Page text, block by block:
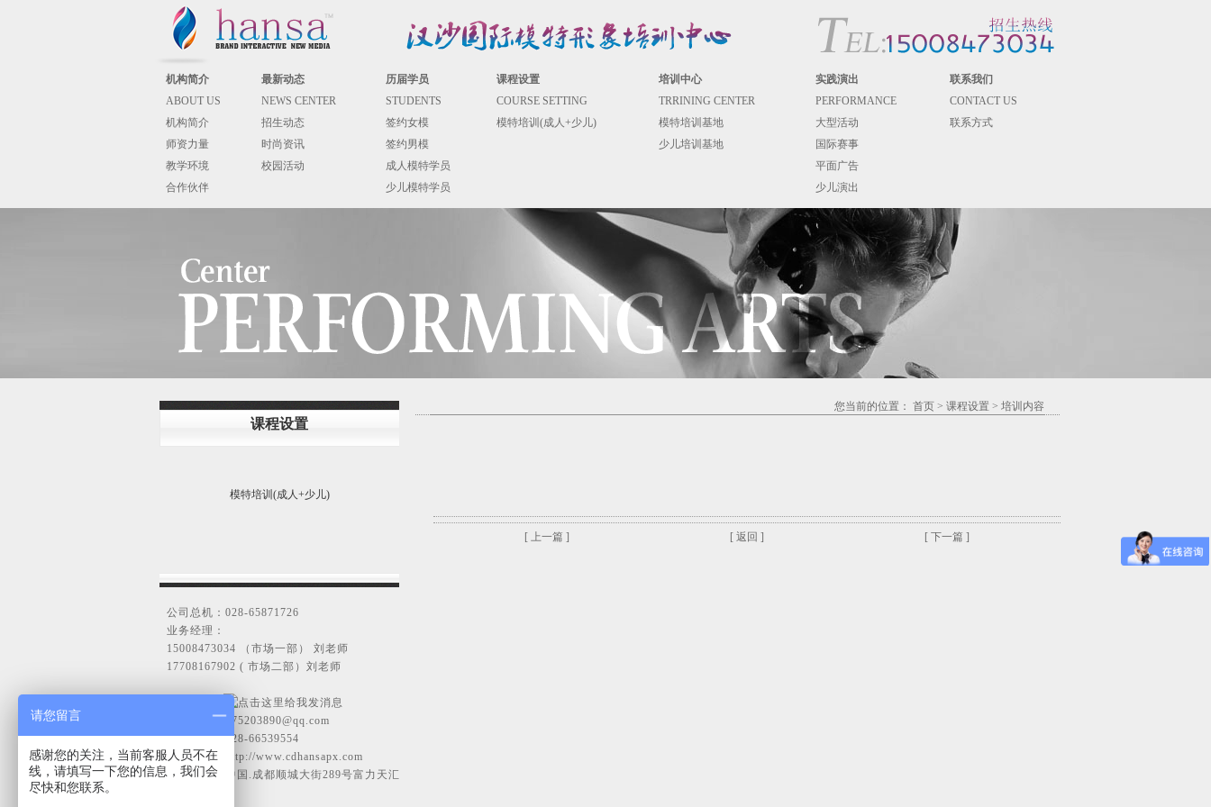
机构简介 最新动态 历届学员 课程设置 培训中心 实践演出
联系我们
ABOUT US
NEWS CENTER STUDENTS COURSE SETTING TRRINING CENTER PERFORMANCE
CONTACT US
机构简介
招生动态 签约女模 模特培训(成人+少儿) 模特培训基地 大型活动
联系方式
师资力量
时尚资讯 签约男模 少儿培训基地
国际赛事
教学环境
校园活动 成人模特学员
平面广告
合作伙伴
少儿模特学员 少儿演出
课程设置
模特培训(成人+少儿)
公司总机：028-65871726
业务经理：
15008473034 （市场一部） 刘老师
17708167902 ( 市场二部）刘老师
电子邮箱：175203890@qq.com
传真号码：028-66539554
公司网址：
http://www.cdhansapx.com
公司地址：中国.成都顺城大街289号富力天汇
您当前的位置： 首页 > 课程设置 > 培训内容
[ 上一篇 ] [ 返回 ] [ 下一篇 ]
请您留言
感谢您的关注，当前客服人员不在
线，请填写一下您的信息，我们会
尽快和您联系。